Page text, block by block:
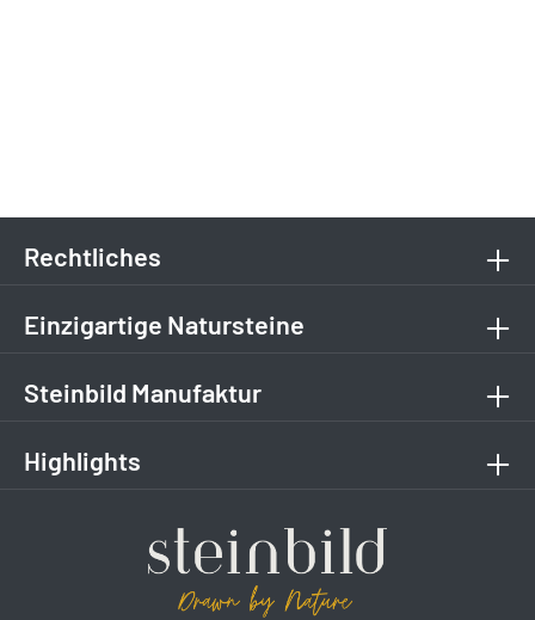
Rechtliches
Einzigartige Natursteine
Steinbild Manufaktur
Highlights